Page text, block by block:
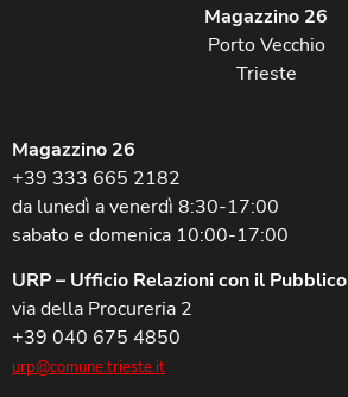
Magazzino 26
Porto Vecchio
Trieste
Magazzino 26
+39 333 665 2182
da lunedì a venerdì 8:30-17:00
sabato e domenica 10:00-17:00
URP – Ufficio Relazioni con il Pubblico
via della Procureria 2
+39 040 675 4850
urp@comune.trieste.it